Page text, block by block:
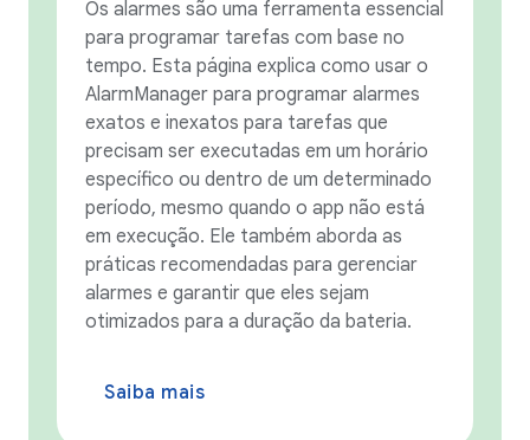
Os alarmes são uma ferramenta essencial
para programar tarefas com base no
tempo. Esta página explica como usar o
AlarmManager para programar alarmes
exatos e inexatos para tarefas que
precisam ser executadas em um horário
específico ou dentro de um determinado
período, mesmo quando o app não está
em execução. Ele também aborda as
práticas recomendadas para gerenciar
alarmes e garantir que eles sejam
otimizados para a duração da bateria.
Saiba mais